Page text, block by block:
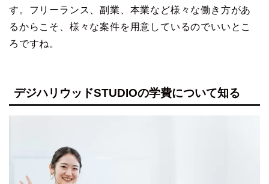
す。フリーランス、副業、本業など様々な働き方があ
るからこそ、様々な案件を用意しているのでいいとこ
ろですね。
デジハリウッドSTUDIOの学費について知る